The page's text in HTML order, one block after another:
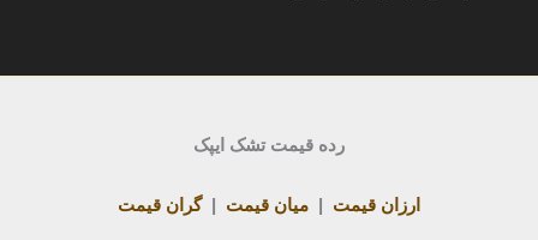
رده قیمت تشک ایپک
ارزان قیمت میان قیمت |گران قیمت